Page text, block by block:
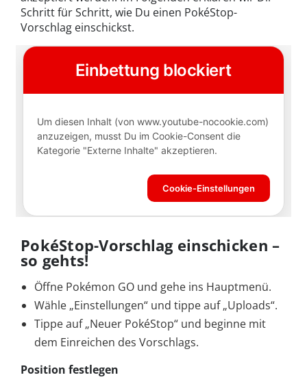
Schritt für Schritt, wie Du einen PokéStop-
Vorschlag einschickst.
PokéStop-Vorschlag einschicken –
so gehts!
Öffne Pokémon GO und gehe ins Hauptmenü.
Wähle „Einstellungen“ und tippe auf „Uploads“.
Tippe auf „Neuer PokéStop“ und beginne mit
dem Einreichen des Vorschlags.
Position festlegen